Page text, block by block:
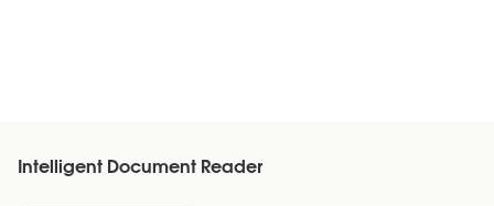
Intelligent Document Reader